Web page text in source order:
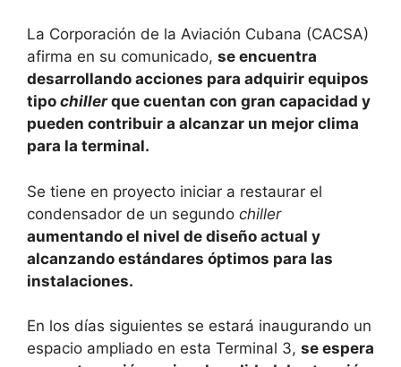
La Corporación de la Aviación Cubana (CACSA)
afirma en su comunicado, se encuentra
desarrollando acciones para adquirir equipos
tipo chillerque cuentan con gran capacidad y
pueden contribuir a alcanzar un mejor clima
para la terminal.
Se tiene en proyecto iniciar a restaurar el
condensador de un segundo chiller
aumentando el nivel de diseño actual y
alcanzando estándares óptimos para las
instalaciones.
En los días siguientes se estará inaugurando un
espacio ampliado en esta Terminal 3, se espera